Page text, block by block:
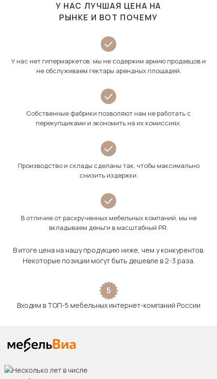
У НАС ЛУЧШАЯ ЦЕНА НА
РЫНКЕ И ВОТ ПОЧЕМУ
У нас нет гипермаркетов: мы не содержим армию продавцов и
не обслуживаем гектары арендных площадей.
Собственные фабрики позволяют нам не работать с
перекупщиками и экономить на их комиссиях.
Производство и склады сделаны так, чтобы максимально
снизить издержки.
В отличие от раскрученных мебельных компаний, мы не
вкладываем деньги в масштабный PR.
В итоге цена на нашу продукцию ниже, чем у конкурентов.
Некоторые позиции могут быть дешевле в 2-3 раза.
5
Входим в ТОП-5 мебельных интернет-компаний России